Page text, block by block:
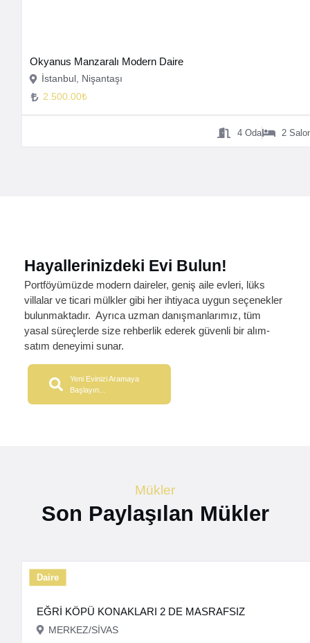
Okyanus Manzaralı Modern Daire
İstanbul, Nişantaşı
2.500.00₺
4Oda 2
Hayallerinizdeki Evi Bulun!
Portföyümüzde modern daireler, geniş aile evleri, lüks
villalar ve ticari mülkler gibi her ihtiyaca uygun seçenekler
bulunmaktadır. Ayrıca uzman danışmanlarımız, tüm
yasal süreçlerde size rehberlik ederek güvenli bir alım-
satım deneyimi sunar.
Yeni Evinizi Aramaya
Başlayın...
Mükler
Son Paylaşılan Mükler
Daire
EĞRİ KÖPÜ KONAKLARI 2 DE MASRAFSIZ
MERKEZ/SİVAS